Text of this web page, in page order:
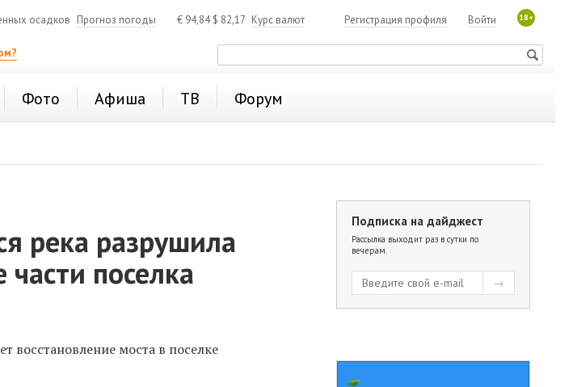
осадков Прогноз погоды € 94,84$ 82,17 Курс валют 18+
Войти
Регистрация профиля
Фото Афиша ТВ Форум
река разрушила
поселка
восстановление моста в поселке
Подписка на дайджест
Рассылка выходит раз в сутки по
вечерам.